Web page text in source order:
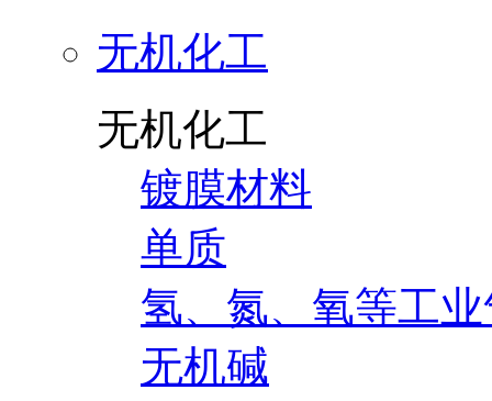
无机化工
无机化工
镀膜材料
单质
氢、氮、氧等工
无机碱